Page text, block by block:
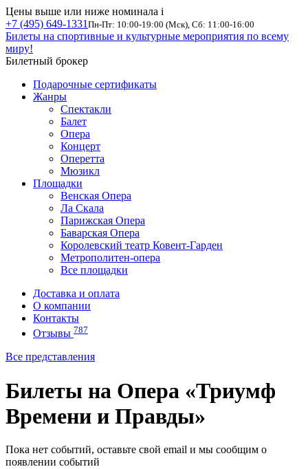
Цены выше или ниже номинала i
+7 (495) 649-1331 Пн-Пт: 10:00-19:00 (Мск), Сб: 11:00-16:00
Билеты на спортивные и культурные мероприятия по всему
миру!
Билетный брокер
Подарочные сертификаты
Жанры
Спектакли
Балет
Опера
Концерт
Оперетта
Мюзикл
Площадки
Венская Опера
Ла Скала
Парижская Опера
Баварская Опера
Королевский театр Ковент-Гарден
Метрополитен-опера
Все площадки
Доставка и оплата
О компании
Контакты
Отзывы 787
Все представления
Билеты на Опера «Триумф
Времени и Правды»
Пока нет событий, оставьте свой email и мы сообщим о
появлении событий